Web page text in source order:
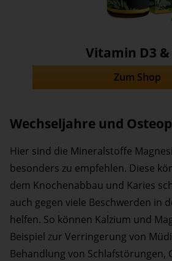
Vitamin D3 &
Zum Shop
Wechseljahre und
Hier sind die Mineralstoffe
besonders zu empfehlen. Diese
dem Knochenabbau und Karies
auch gegen viele Beschwerden in
helfen. So können Kalzium und
Beispiel zur Verringerung von
Behandlung von Schlafstörungen,